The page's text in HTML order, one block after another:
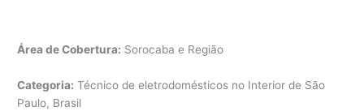
Área de Cobertura: Sorocaba e Região
Categoria: Técnico de eletrodomésticos no Interior de São
Paulo, Brasil